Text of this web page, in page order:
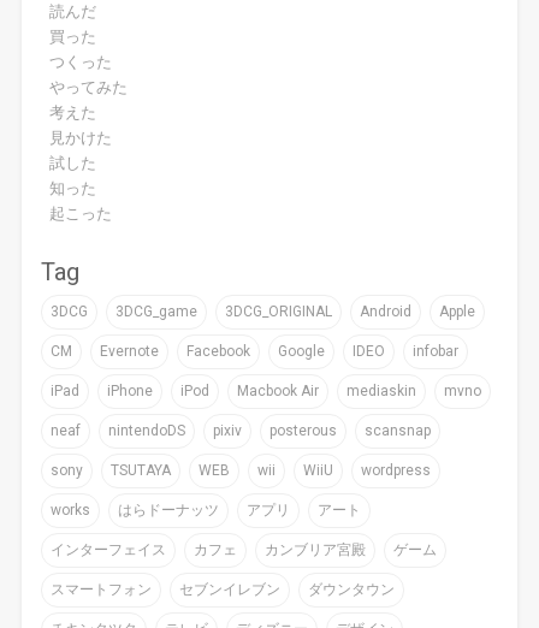
読んだ
買った
つくった
やってみた
考えた
見かけた
試した
知った
起こった
Tag
3DCG 3DCG_game 3DCG_ORIGINAL Android Apple
CM Evernote Facebook Google IDEO infobar
iPad iPhone iPod Macbook Air mediaskin mvno
neaf nintendoDS pixiv posterous scansnap
sony TSUTAYA WEB wii WiiU wordpress
works はらドーナッツ アプリ アート
インターフェイス カフェ カンブリア宮殿 ゲーム
スマートフォン セブンイレブン ダウンタウン